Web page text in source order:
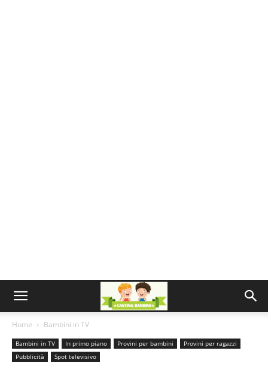
Home Bambini in TV
Bambini in TV In primo piano Provini per bambini
Provini per ragazzi
Pubblicità
Spot televisivo